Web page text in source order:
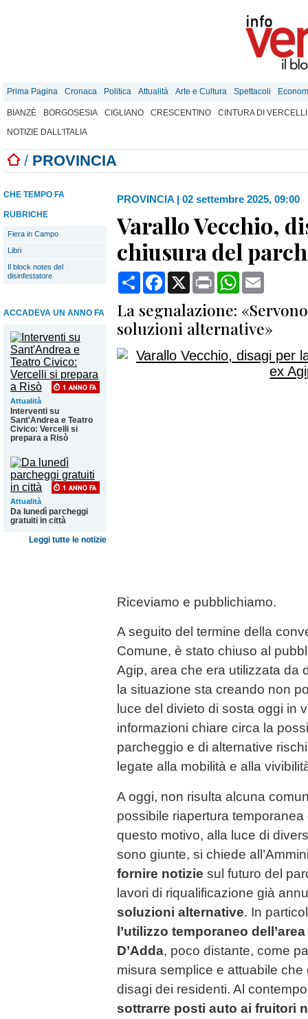
Prima Pagina Cronaca Politica Attualità Arte e Cultura Spettacoli
BIANZÈ BORGOSESIA CIGLIANO CRESCENTINO
CINTURA DI VERCELLI
NOTIZIE DALL'ITALIA
/ PROVINCIA
CHE TEMPO FA
RUBRICHE
Fiera in Campo
Libri
Il block notes del
disinfestatore
ACCADEVA UN ANNO FA
Attualità
Interventi su
Sant'Andrea e Teatro
Civico: Vercelli si
prepara a Risò
Attualità
Da lunedì parcheggi
gratuiti in città
Leggi tutte le notizie
PROVINCIA | 02 settembre 2025, 09:00
Varallo Vecchio,
chiusura del
CondividiFacebook
X Print WhatsApp
La segnalazione:
soluzioni alternative»
Riceviamo e pubblichiamo.
A seguito del termine della
Comune, è stato chiuso al
Agip, area che era utilizzata da
la situazione sta creando non
luce del divieto di sosta oggi in
informazioni chiare circa la
parcheggio e di alternative
legate alla mobilità e alla
A oggi, non risulta alcuna
possibile riapertura temporanea
questo motivo, alla luce di
sono giunte, si chiede
fornire notizie sul futuro del
lavori di riqualificazione già
soluzioni alternative. In
l’utilizzo temporaneo
D’Adda, poco distante, come
misura semplice e attuabile
disagi dei residenti. Al
sottrarre posti auto ai fruitori